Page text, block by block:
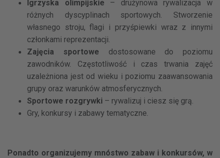
Igrzyska olimpijskie – drużynowa rywalizacja w
różnych dyscyplinach sportowych. Stworzenie
własnego stroju, flagi i przyśpiewki wraz z innymi
członkami reprezentacji.
Zajęcia sportowe dostosowane do poziomu
zawodników. Częstotliwość i czas trwania zajęć
uzależniona jest od wieku i poziomu zaawansowania
grupy oraz warunków atmosferycznych.
Sportowe rozgrywki – rywalizuj i ciesz się grą.​
Gry, konkursy i zabawy tematyczne.
Ponadto organizujemy mnóstwo zabaw i konkursów, w